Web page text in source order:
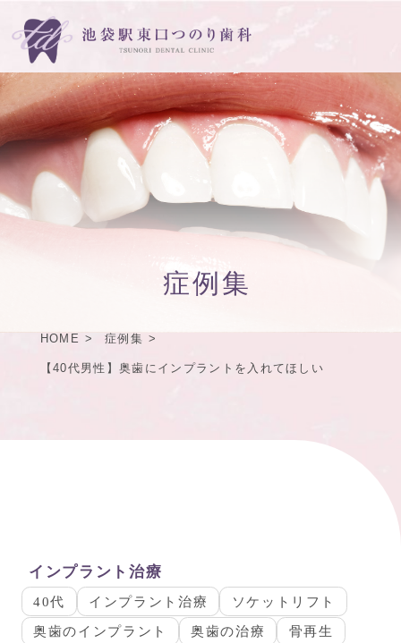
症例集
HOME 症例集
【40代男性】奥歯にインプラントを入れてほしい
インプラント治療
40代 インプラント治療
ソケットリフト
奥歯のインプラント
奥歯の治療 骨再生